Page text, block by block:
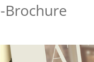
Brochure